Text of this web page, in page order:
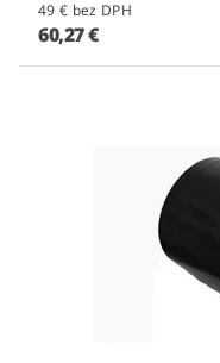
49 € bez DPH
60,27 €